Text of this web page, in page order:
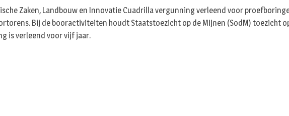
Zaken, Landbouw en Innovatie Cuadrilla vergunning verleend voor
Bij de booractiviteiten houdt Staatstoezicht op de Mijnen (SodM) toezicht
is verleend voor vijf jaar.